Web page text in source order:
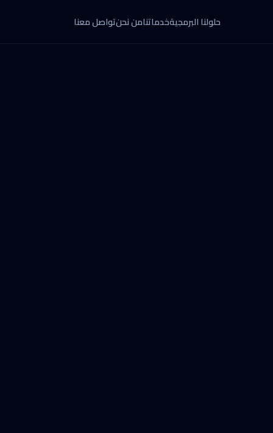
حلولنا البرمجيةخدماتنامن نحنتواصل معنا